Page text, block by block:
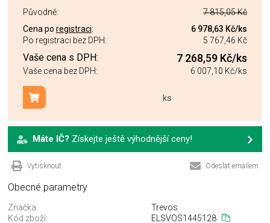
Původně:
7 815,05 Kč
Cena po registraci: 6 978,63 Kč/ks
Po registraci bez DPH:
5 767,46 Kč
Vaše cena s DPH: 7 268,59 Kč/ks
Vaše cena bez DPH: 6 007,10 Kč/ks
ks
Přidat do košíku
Máte IČ? Získejte ještě výhodnější ceny!
Vytisknout Odeslat emailem
Obecné parametry
Značka:
Trevos
Kód zboží:
ELSVOS1445128